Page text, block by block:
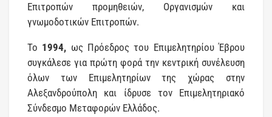
Επιτροπών προμηθειών, Οργανισμών και
γνωμοδοτικών Επιτροπών.
Το 1994, ως Πρόεδρος του Επιμελητηρίου Έβρου
συγκάλεσε για πρώτη φορά την κεντρική συνέλευση
όλων των Επιμελητηρίων της χώρας στην
Αλεξανδρούπολη και ίδρυσε τον Επιμελητηριακό
Σύνδεσμο Μεταφορών Ελλάδος.